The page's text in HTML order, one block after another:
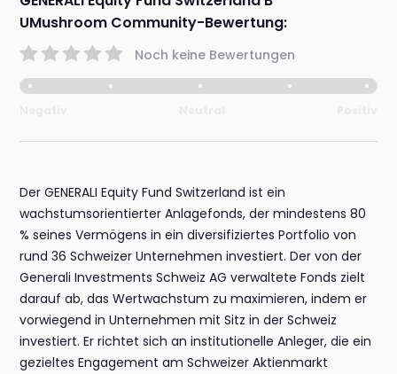
UMushroom Community-Bewertung:
Noch keine Bewertungen
Der GENERALI Equity Fund Switzerland ist ein
wachstumsorientierter Anlagefonds, der mindestens 80
% seines Vermögens in ein diversifiziertes Portfolio von
rund 36 Schweizer Unternehmen investiert. Der von der
Generali Investments Schweiz AG verwaltete Fonds zielt
darauf ab, das Wertwachstum zu maximieren, indem er
vorwiegend in Unternehmen mit Sitz in der Schweiz
investiert. Er richtet sich an institutionelle Anleger, die ein
gezieltes Engagement am Schweizer Aktienmarkt